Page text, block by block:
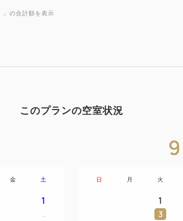
ル)
※他のお時間がご希望の場合
※レストランの空席状況より
その際は、ご登録いただいた
し上げます。あらかじめご了
※カスケードの夕食メニュー
」の合計額を表示
このプランの空室状況
金 土
1
9
日 月 火
1
3